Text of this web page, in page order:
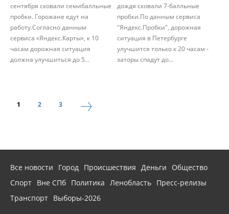
сентября сковали семибалльные
пробки. Горожане едут на
работу.Согласно данным
сервиса «Яндекс.Карты», к 10
часам дорожная ситуация
должна улучшиться до 5...
дождя сковали 7-балльные
пробки.По данным сервиса
"Яндекс.Пробки", дорожная
ситуация в Петербурге
улучшится только к 20 часам -
заторы спадут до...
1 2 3
Все новости Город Происшествия Деньги
Общество
Спорт Вне СПб Политика Ленобласть Пресс-релизы
Транспорт Выборы-2026